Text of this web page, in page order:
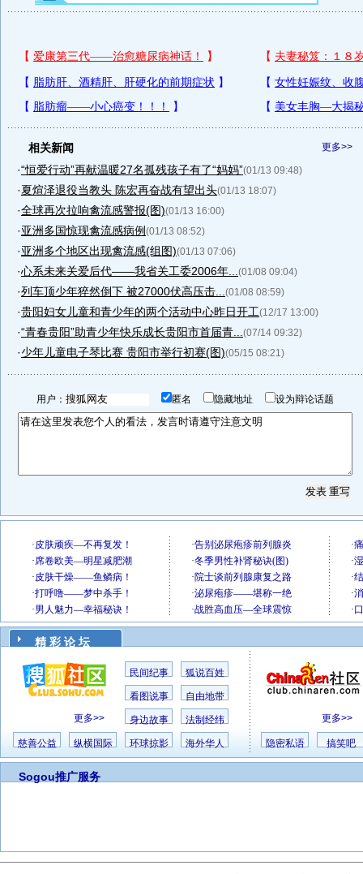
更多>>
相关新闻
·“恒爱行动”再献温暖27名孤残孩子有了“妈妈”(01/13 09:48)
·夏煊泽退役当教头 陈宏再奋战有望出头(01/13 18:07)
·全球再次拉响禽流感警报(图)(01/13 16:00)
·亚洲多国惊现禽流感病例 (01/13 08:52)
·亚洲多个地区出现禽流感(组图)(01/13 07:06)
·心系未来关爱后代——我省关工委2006年... (01/08 09:04)
·列车顶少年猝然倒下 被27000伏高压击... (01/08 08:59)
·贵阳妇女儿童和青少年的两个活动中心昨日开工(12/17 13:00)
·“青春贵阳”助青少年快乐成长贵阳市首届青... (07/14 09:32)
·少年儿童电子琴比赛 贵阳市举行初赛(图)(05/15 08:21)
用户： 匿名 隐藏地址 设为辩论话题
精 彩 论 坛
更多>>
民间纪事 狐说百姓
看图说事 自由地带
身边故事 法制经纬
慈善公益 纵横国际 环球掠影 海外华人
更多>>
隐密私语 搞笑吧
Sogou推广服务